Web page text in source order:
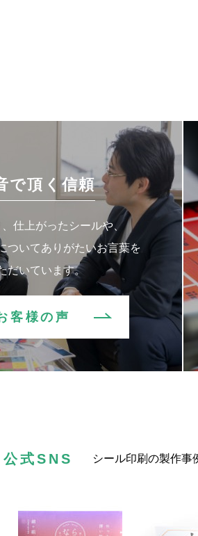
で頂く信頼
仕上がったシールや、
ついてありがたいお言葉を
だいています。
客様の声
公式SNS シール印刷の製作事